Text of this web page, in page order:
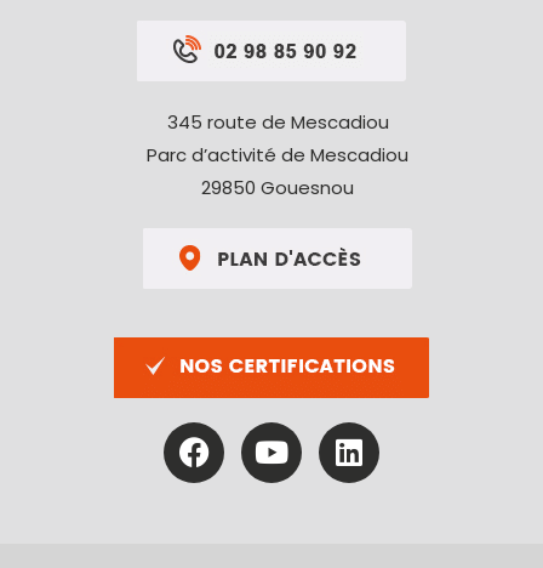
345 route de Mescadiou
Parc d’activité de Mescadiou
29850 Gouesnou